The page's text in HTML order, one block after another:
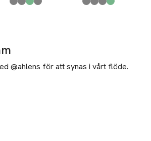
Produkten finns i färgerna:
linen,
charcoal,
army,
fossil grey
Produkten finns i
fossil grey
charcoal,
linen,
army,
@ahlens för att synas i vårt flöde.